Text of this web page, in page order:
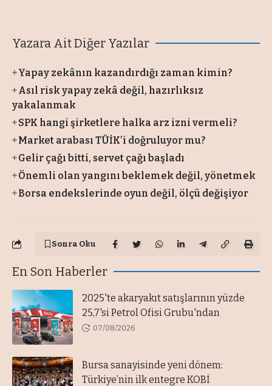
Yazara Ait Diğer Yazılar
Yapay zekânın kazandırdığı zaman kimin?
Asıl risk yapay zekâ değil, hazırlıksız
yakalanmak
SPK hangi şirketlere halka arz izni vermeli?
Market arabası TÜİK’i doğruluyor mu?
Gelir çağı bitti, servet çağı başladı
Önemli olan yangını beklemek değil, yönetmek
Borsa endekslerinde oyun değil, ölçü değişiyor
Sonra Oku
En Son Haberler
2025'te akaryakıt satışlarının yüzde
25,7'si Petrol Ofisi Grubu'ndan
07/08/2026
Bursa sanayisinde yeni dönem:
Türkiye’nin ilk entegre KOBİ